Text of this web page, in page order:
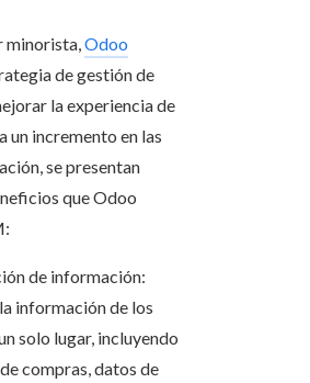
minorista,Odoo
de gestión de
la experiencia de
un incremento en las
se presentan
que Odoo
de información:
información de los
solo lugar, incluyendo
compras, datos de